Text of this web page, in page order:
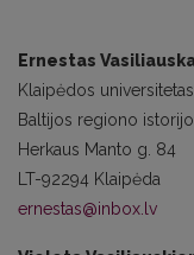
Ernestas
Klaipėdos universitetas
Baltijos regiono
Herkaus Manto g. 84
LT-92294 Klaipėda
ernestas@inbox.lv